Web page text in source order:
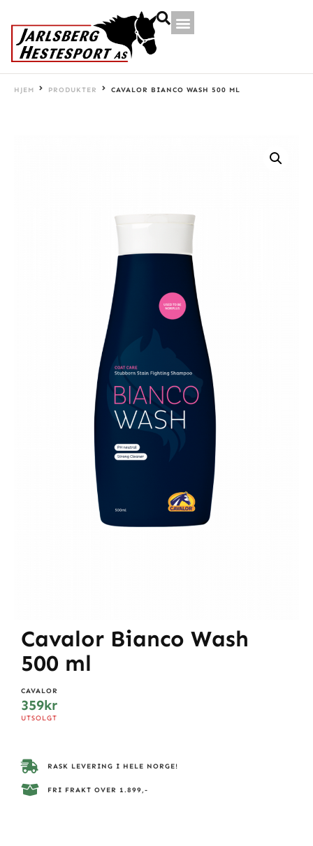
HJEM PRODUKTER CAVALOR BIANCO WASH 500 ML
Cavalor Bianco Wash
500 ml
CAVALOR
359kr
UTSOLGT
RASK LEVERING I HELE NORGE!
FRI FRAKT OVER 1.899,-